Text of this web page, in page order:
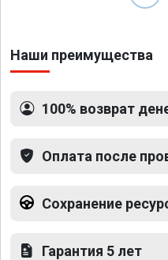
Наши преимущества
100% возврат
Оплата после
Сохранение
Гарантия 5 лет